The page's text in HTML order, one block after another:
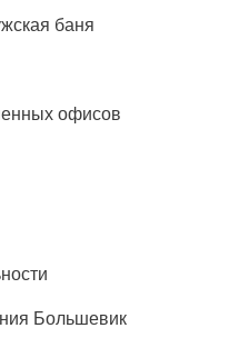
баня
офисов
Большевик